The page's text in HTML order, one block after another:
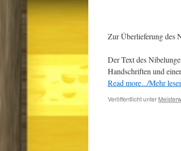
Zur Überlieferung des
Der Text des
Handschriften und
Read more.../Mehr
Veröffentlicht unter